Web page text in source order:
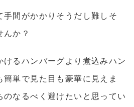
間がかかりそうだし難しそ
か？
るハンバーグより煮込みハン
単で見た目も豪華に見えま
なるべく避けたいと思ってい